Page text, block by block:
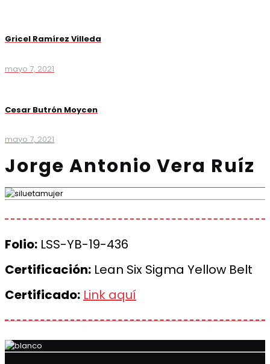
Gricel Ramírez Villeda
mayo 7, 2021
Cesar Butrón Moycen
mayo 7, 2021
Jorge Antonio Vera Ruíz
Folio: LSS-YB-19-436
Certificación: Lean Six Sigma Yellow Belt
Certificado: Link aquí